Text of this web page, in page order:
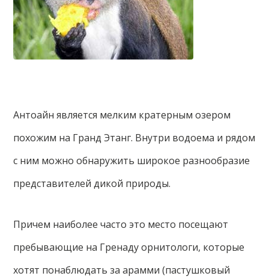
Антоайн является мелким кратерным озером
похожим на Гранд Этанг. Внутри водоема и рядом
с ним можно обнаружить широкое разнообразие
представителей дикой природы.
Причем наиболее часто это место посещают
пребывающие на Гренаду орнитологи, которые
хотят понаблюдать за арамми (пастушковый